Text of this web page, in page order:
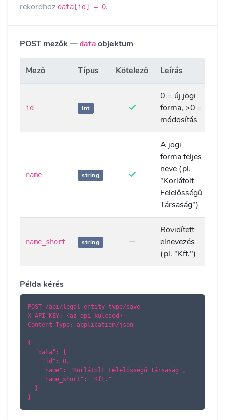
rekordhoz data[id] = 0.
POST mezők — data objektum
Mező Típus Kötelező Leírás
id int
0 = új jogi
forma, >0 =
módosítás
name string
A jogi
forma teljes
neve (pl.
"Korlátolt
Felelősségű
Társaság")
name_short string
Rövidített
elnevezés
(pl. "Kft.")
Példa kérés
POST /api/legal_entity_type/save
X-API-KEY: {az_api_kulcsod}
Content-Type: application/json
{
  "data": {
    "id": 0,
    "name": "Korlátolt Felelősségű Társaság",
    "name_short": "Kft."
  }
}